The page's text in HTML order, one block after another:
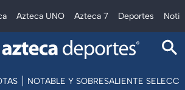
Azteca UNO Azteca 7 Deportes
NOTABLE Y SOBRESALIENTE